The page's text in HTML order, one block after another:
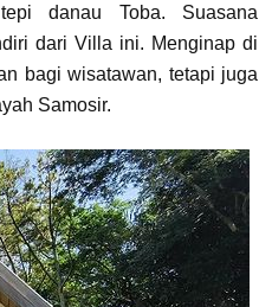
danau Toba. Suasana
dari Villa ini. Menginap di
bagi wisatawan, tetapi juga
Samosir.